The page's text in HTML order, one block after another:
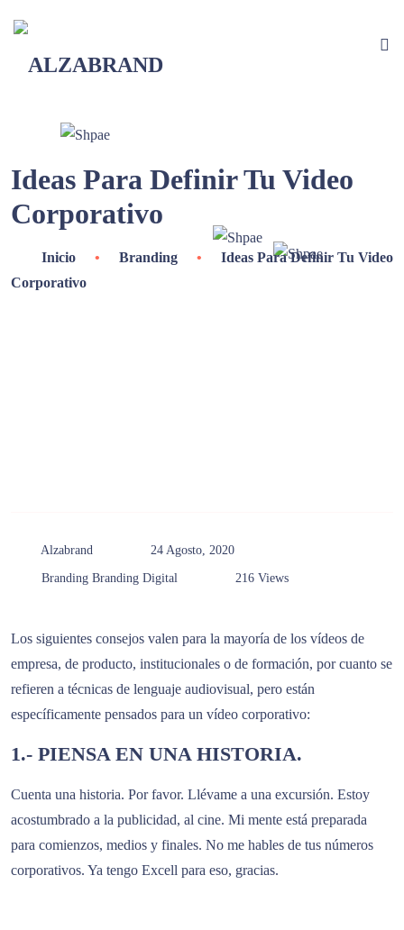
Ideas Para Definir Tu Video
Corporativo
Inicio • Branding •
Ideas Para Definir Tu Video
Corporativo
Alzabrand 24 Agosto, 2020
Branding Branding Digital 216 Views
Los siguientes consejos valen para la mayoría de los vídeos de
empresa, de producto, institucionales o de formación, por cuanto se
refieren a técnicas de lenguaje audiovisual, pero están
específicamente pensados para un vídeo corporativo:
1.- PIENSA EN UNA HISTORIA.
Cuenta una historia. Por favor. Llévame a una excursión. Estoy
acostumbrado a la publicidad, al cine. Mi mente está preparada
para comienzos, medios y finales. No me hables de tus números
corporativos. Ya tengo Excell para eso, gracias.